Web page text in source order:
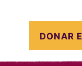
DONAR